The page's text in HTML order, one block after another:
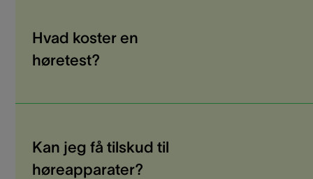
Hvad koster en
høretest?
Kan jeg få tilskud til
høreapparater?